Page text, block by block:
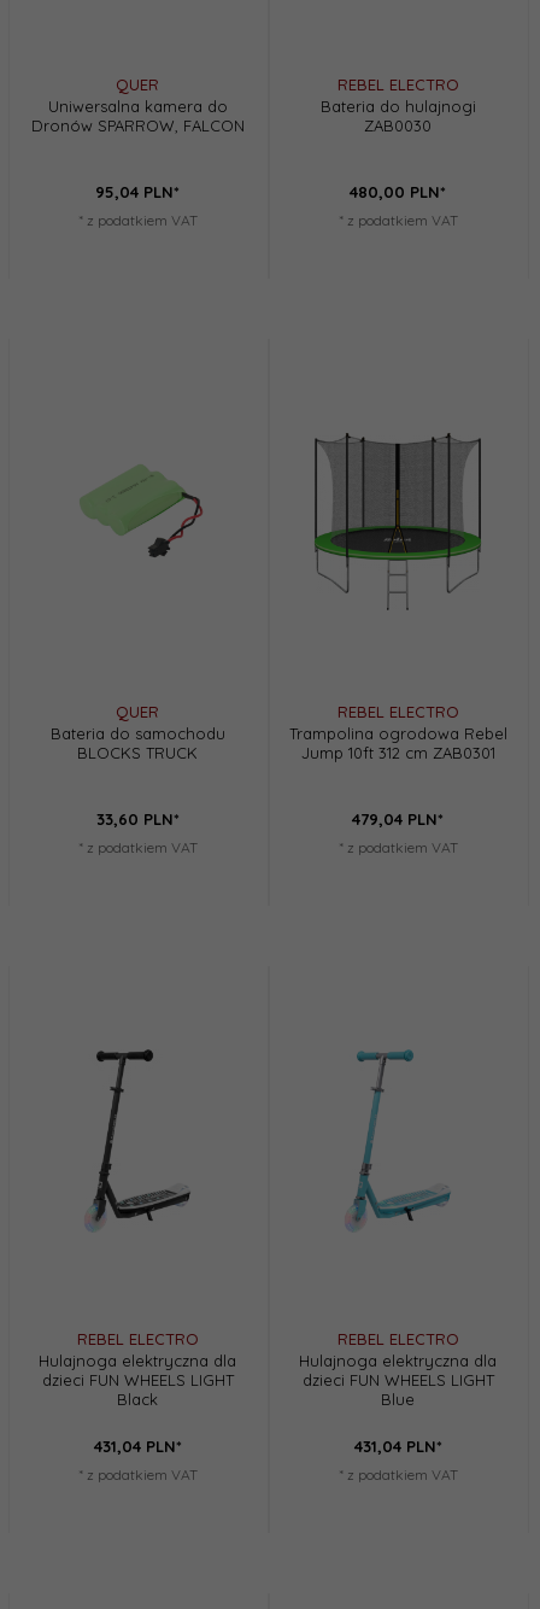
QUER
Uniwersalna kamera do
Dronów SPARROW, FALCON
95,04 PLN*
* z podatkiem VAT
REBEL ELECTRO
Bateria do hulajnogi
ZAB0030
480,00 PLN*
* z podatkiem VAT
QUER
Bateria do samochodu
BLOCKS TRUCK
33,60 PLN*
* z podatkiem VAT
REBEL ELECTRO
Trampolina ogrodowa Rebel
Jump 10ft 312 cm ZAB0301
479,04 PLN*
* z podatkiem VAT
REBEL ELECTRO
Hulajnoga elektryczna dla
dzieci FUN WHEELS LIGHT
Black
431,04 PLN*
* z podatkiem VAT
REBEL ELECTRO
Hulajnoga elektryczna dla
dzieci FUN WHEELS LIGHT
Blue
431,04 PLN*
* z podatkiem VAT